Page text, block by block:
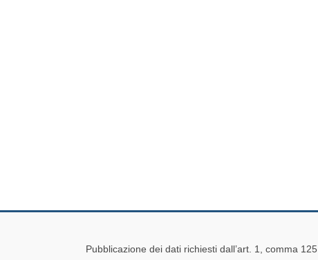
Pubblicazione dei dati richiesti dall’art. 1, comma 125